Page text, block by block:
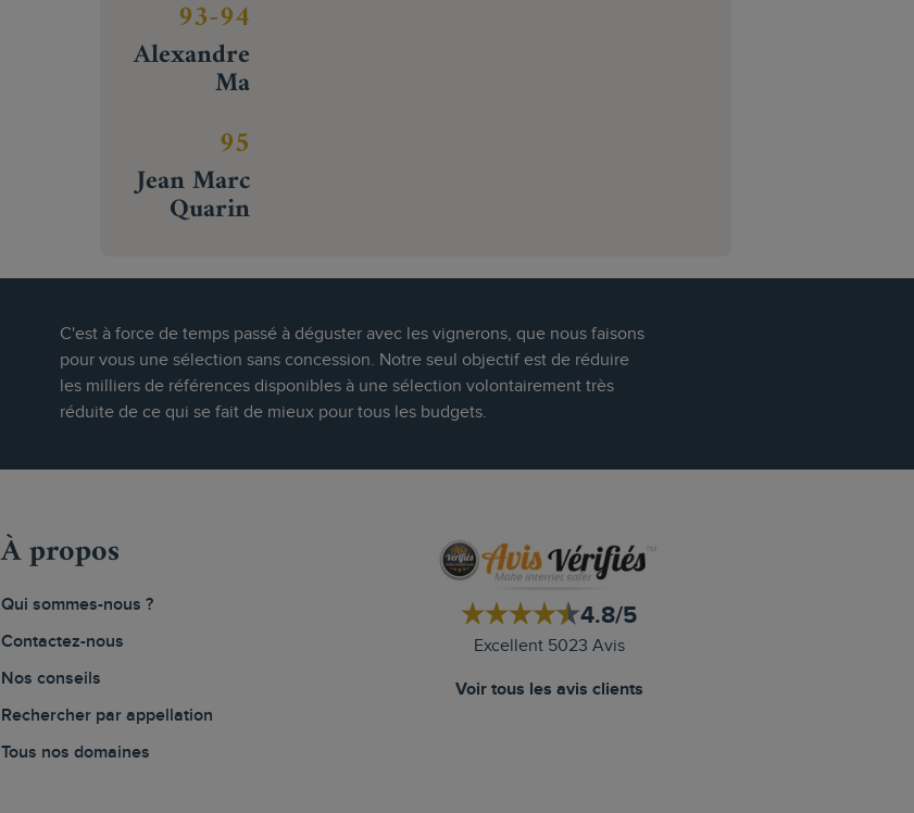
93-94
Alexandre
Ma
95
Jean Marc
Quarin
C'est à force de temps passé à déguster avec les vignerons, que nous faisons
pour vous une sélection sans concession. Notre seul objectif est de réduire
les milliers de références disponibles à une sélection volontairement très
réduite de ce qui se fait de mieux pour tous les budgets.
À propos
Qui sommes-nous ?
Contactez-nous
Nos conseils
Rechercher par appellation
Tous nos domaines
4.8/5
Excellent 5023 Avis
Voir tous les avis clients